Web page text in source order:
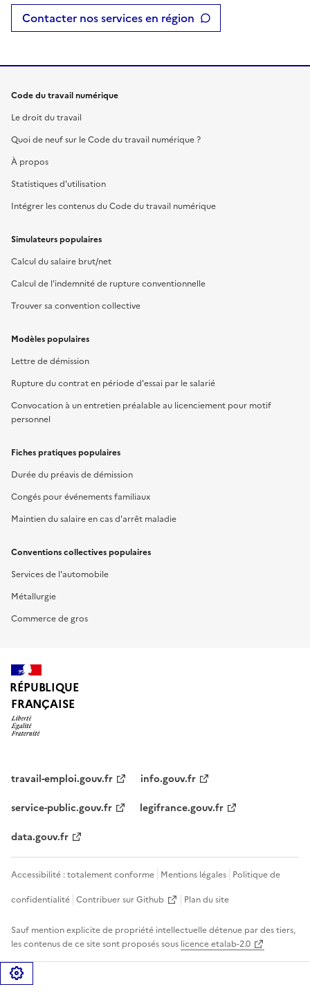
Contacter nos services en région
Code du travail numérique
Le droit du travail
Quoi de neuf sur le Code du travail numérique ?
À propos
Statistiques d'utilisation
Intégrer les contenus du Code du travail numérique
Simulateurs populaires
Calcul du salaire brut/net
Calcul de l'indemnité de rupture conventionnelle
Trouver sa convention collective
Modèles populaires
Lettre de démission
Rupture du contrat en période d'essai par le salarié
Convocation à un entretien préalable au licenciement pour motif
personnel
Fiches pratiques populaires
Durée du préavis de démission
Congés pour événements familiaux
Maintien du salaire en cas d'arrêt maladie
Conventions collectives populaires
Services de l'automobile
Métallurgie
Commerce de gros
RÉPUBLIQUE
FRANÇAISE
travail-emploi.gouv.fr
info.gouv.fr
service-public.gouv.fr
legifrance.gouv.fr
data.gouv.fr
Accessibilité : totalement conforme Mentions légales Politique de
confidentialité Contribuer sur Github Plan du site
Sauf mention explicite de propriété intellectuelle détenue par des tiers,
les contenus de ce site sont proposés sous licence etalab-2.0
Gérer les cookies